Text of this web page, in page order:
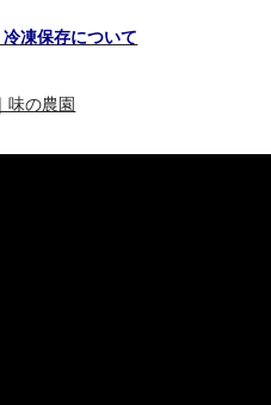
凍保存について
味の農園